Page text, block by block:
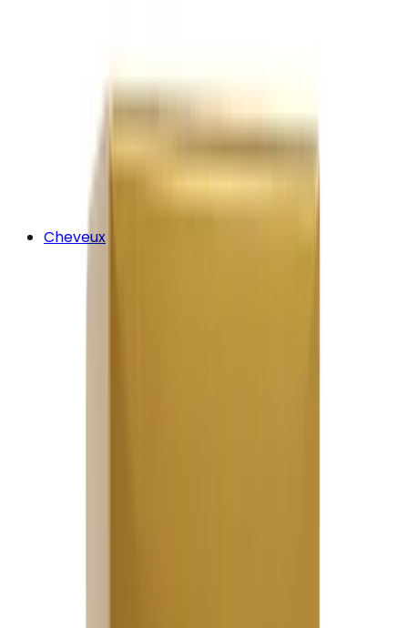
Cheveux